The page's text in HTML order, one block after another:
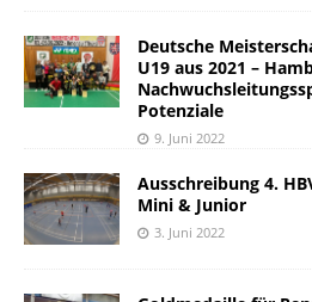
Deutsche
U19 aus 2021 –
Potenziale
9. Juni 2022
Ausschreibung 4.
Mini & Junior
3. Juni 2022